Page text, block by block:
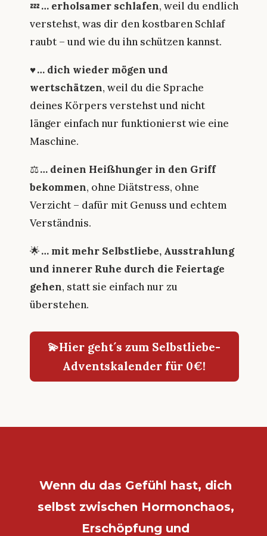
💤… erholsamer schlafen, weil du endlich
verstehst, was dir den kostbaren Schlaf
raubt – und wie du ihn schützen kannst.
♥️… dich wieder mögen und
wertschätzen, weil du die Sprache
deines Körpers verstehst und nicht
länger einfach nur funktionierst wie eine
Maschine.
⚖️… deinen Heißhunger in den Griff
bekommen, ohne Diätstress, ohne
Verzicht – dafür mit Genuss und echtem
Verständnis.
🌟… mit mehr Selbstliebe, Ausstrahlung
und innerer Ruhe durch die Feiertage
gehen, statt sie einfach nur zu
überstehen.
💫Hier geht´s zum Selbstliebe-
Adventskalender für 0€!
Wenn du das Gefühl hast, dich
selbst zwischen Hormonchaos,
Erschöpfung und